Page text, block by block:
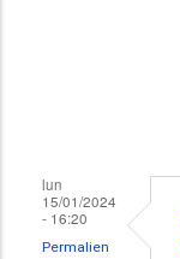
lun
15/01/2024
- 16:20
Permalien